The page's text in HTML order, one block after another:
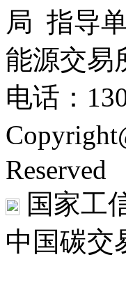
局 指导
能源交易
电话：
Reserved
国家工
中国碳交